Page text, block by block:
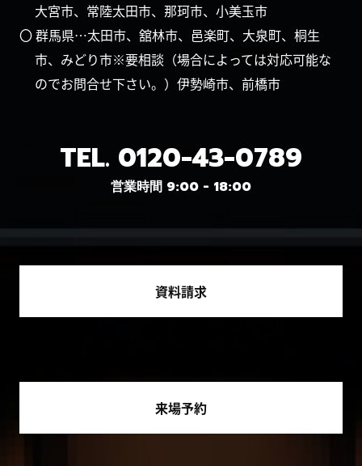
大宮市、常陸太田市、那珂市、小美玉市
〇 群馬県…太田市、舘林市、邑楽町、大泉町、桐生
市、みどり市※要相談（場合によっては対応可能な
のでお問合せ下さい。）伊勢崎市、前橋市
TEL. 0120-43-0789
営業時間 9:00 - 18:00
資料請求
来場予約